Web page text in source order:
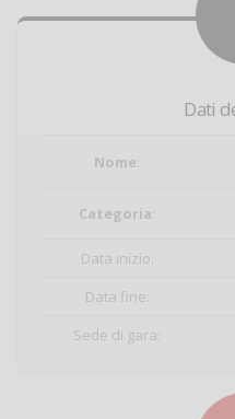
Dati
Nome:
Categoria:
Data inizio:
Data fine:
Sede di gara: